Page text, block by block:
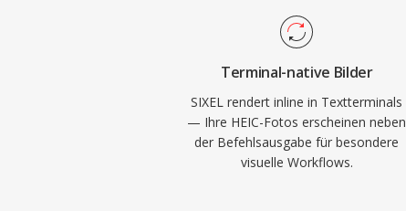
Terminal-native Bilder
SIXEL rendert inline in Textterminals
— Ihre HEIC-Fotos erscheinen neben
der Befehlsausgabe für besondere
visuelle Workflows.